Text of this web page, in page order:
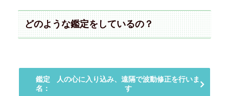
どのような鑑定をしているの？
鑑定
名：
人の心に入り込み、遠隔で波動修正を行いま
す